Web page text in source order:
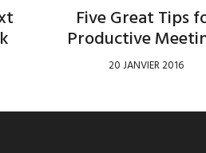
Five Great Tips
Productive
20 JANVIER 2016